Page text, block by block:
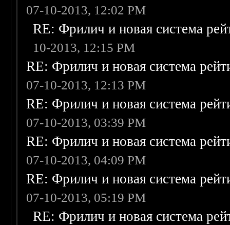
07-10-2013, 12:02 PM
RE: Фрилич и новая система
10-2013, 12:15 PM
RE: Фрилич и новая система
07-10-2013, 12:13 PM
RE: Фрилич и новая система
07-10-2013, 03:39 PM
RE: Фрилич и новая система
07-10-2013, 04:09 PM
RE: Фрилич и новая система
07-10-2013, 05:19 PM
RE: Фрилич и новая система